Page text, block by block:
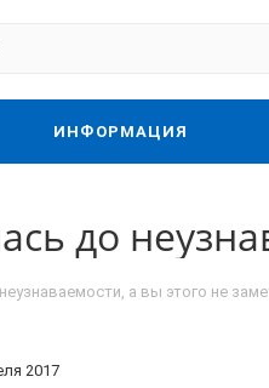
ИНФОРМАЦИЯ
до
а вы этого не
2017